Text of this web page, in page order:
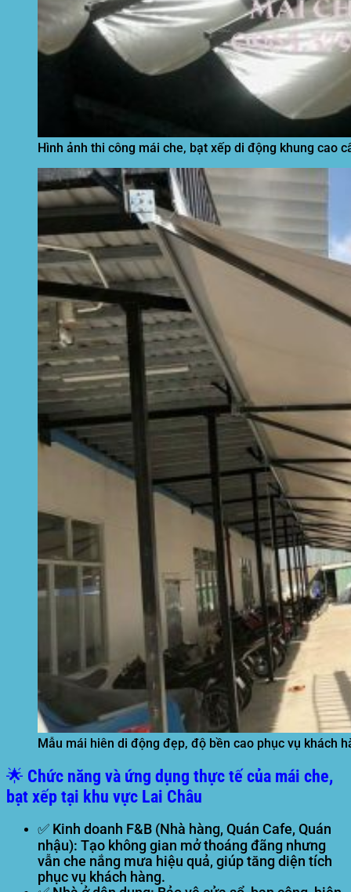
Hình ảnh thi công mái che, bạt xếp di động khung cao
Mẫu mái hiên di động đẹp, độ bền cao phục vụ khách
🌟 Chức năng và ứng dụng thực tế của mái che,
bạt xếp tại khu vực Lai Châu
✅ Kinh doanh F&B (Nhà hàng, Quán Cafe, Quán
nhậu): Tạo không gian mở thoáng đãng nhưng
vẫn che nắng mưa hiệu quả, giúp tăng diện tích
phục vụ khách hàng.